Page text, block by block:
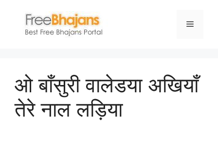
content
Menu
ओ बाँसुरी वालेडया अखियाँ
तेरे नाल लड़िया